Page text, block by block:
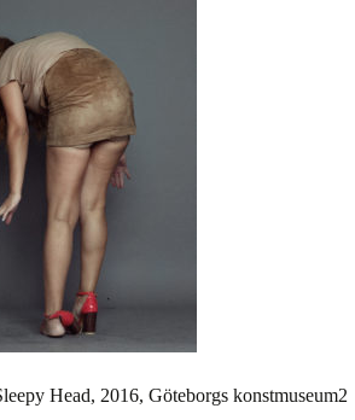
Head, 2016, Göteborgs konstmuseum2